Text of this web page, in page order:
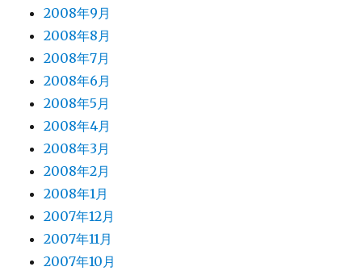
2008年9月
2008年8月
2008年7月
2008年6月
2008年5月
2008年4月
2008年3月
2008年2月
2008年1月
2007年12月
2007年11月
2007年10月